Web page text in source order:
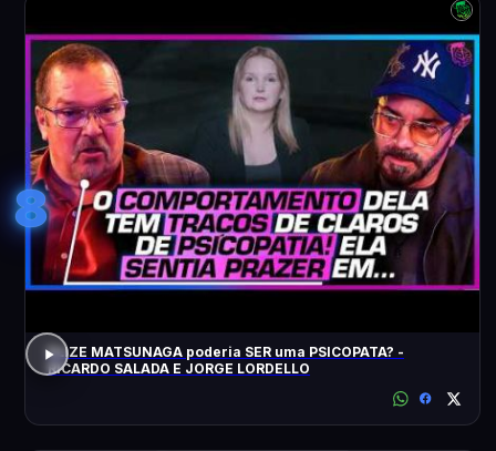
8
ELIZE MATSUNAGA poderia SER uma PSICOPATA? -
RICARDO SALADA E JORGE LORDELLO